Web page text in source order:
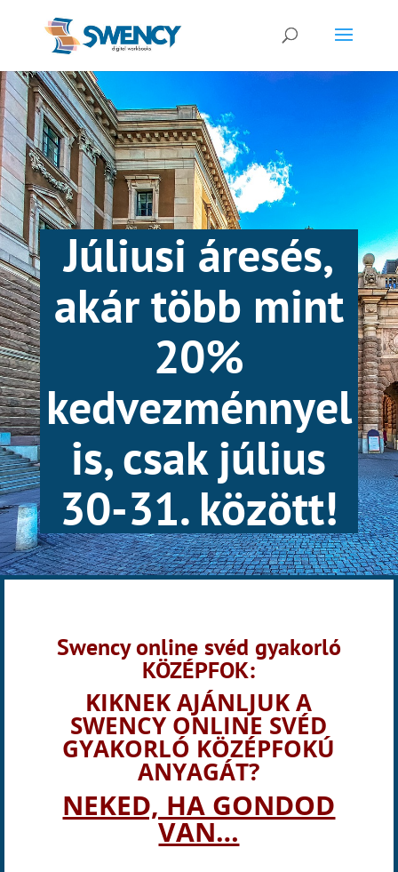
Júliusi áresés,
akár több mint
20%
kedvezménnyel
is, csak július
30-31. között!
Swency online svéd gyakorló
KÖZÉPFOK:
KIKNEK AJÁNLJUK A
SWENCY ONLINE SVÉD
GYAKORLÓ KÖZÉPFOKÚ
ANYAGÁT?
NEKED, HA GONDOD
VAN…